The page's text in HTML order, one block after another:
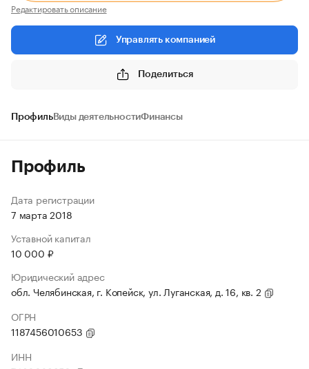
Редактировать описание
Управлять компанией
Поделиться
ПрофильВиды деятельностиФинансы
Профиль
Дата регистрации
7 марта 2018
Уставной капитал
10 000 ₽
Юридический адрес
обл. Челябинская, г. Копейск, ул. Луганская, д. 16, кв. 2
ОГРН
1187456010653
ИНН